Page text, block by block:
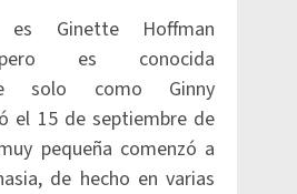
Ginette Hoffman
es conocida
solo como Ginny
el 15 de septiembre de
pequeña comenzó a
de hecho en varias